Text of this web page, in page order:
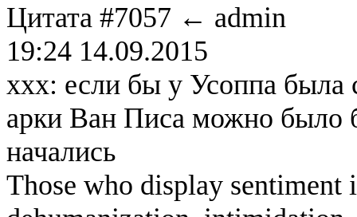
Цитата #7057 ← admin
19:24 14.09.2015
ххх: если бы у Усоппа была
арки Ван Писа можно было
начались
Those who display